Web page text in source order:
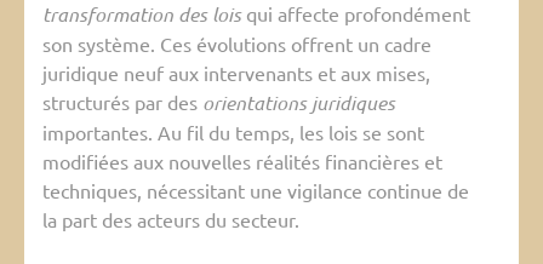
transformation des loisqui affecte profondément
son système. Ces évolutions offrent un cadre
juridique neuf aux intervenants et aux mises,
structurés par des orientations juridiques
importantes. Au fil du temps, les lois se sont
modifiées aux nouvelles réalités financières et
techniques, nécessitant une vigilance continue de
la part des acteurs du secteur.